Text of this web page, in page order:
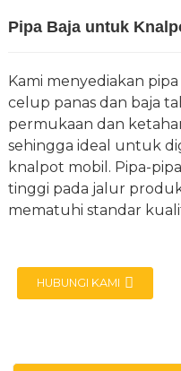
Pipa Baja untuk
Kami menyediakan
celup panas dan baja
permukaan dan
sehingga ideal untuk
knalpot mobil. Pipa-
tinggi pada jalur
mematuhi standar
HUBUNGI KAMI